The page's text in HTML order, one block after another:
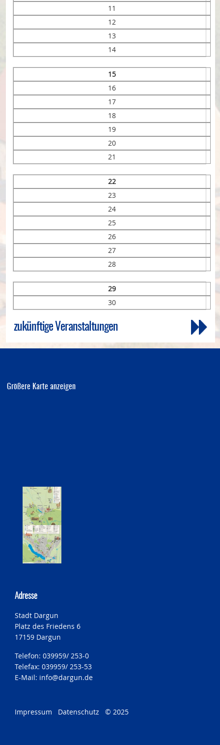
11
12
13
14
15
16
17
18
19
20
21
22
23
24
25
26
27
28
29
30
zukünftige Veranstaltungen
Größere Karte anzeigen
Adresse
Stadt Dargun
Platz des Friedens 6
17159 Dargun
Telefon: 039959/ 253-0
Telefax: 039959/ 253-53
E-Mail: info@dargun.de
Impressum Datenschutz © 2025